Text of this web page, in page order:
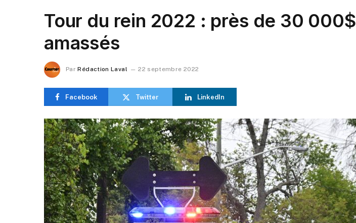
Tour du rein 2022 : près de 30 000$
amassés
Par Rédaction Laval 22 septembre 2022
Facebook Twitter LinkedIn